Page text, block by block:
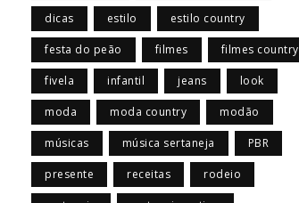
dicas estilo estilo country
festa do peão filmes filmes country
fivela infantil jeans look
moda moda country modão
músicas música sertaneja PBR
presente receitas rodeio